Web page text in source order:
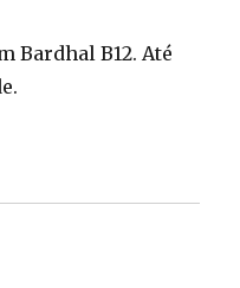
Bardhal B12. Até